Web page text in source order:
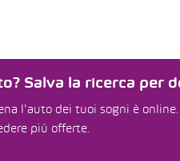
Salva la ricerca per
l'auto dei tuoi sogni è
più offerte.